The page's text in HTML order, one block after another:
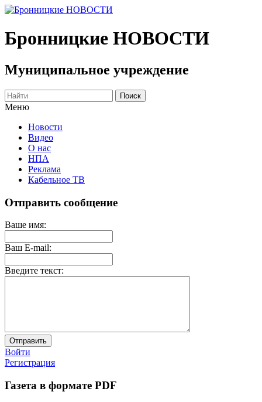
Бронницкие НОВОСТИ
Муниципальное учреждение
Меню
Новости
Видео
О нас
НПА
Реклама
Кабельное ТВ
Отправить сообщение
Ваше имя:
Ваш E-mail:
Введите текст:
Войти
Регистрация
Газета в формате PDF